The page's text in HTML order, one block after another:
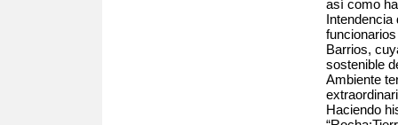
así como
Intendencia
Barrios,
sostenible
Ambiente
Haciendo